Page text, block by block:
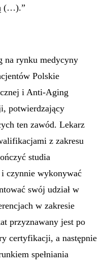
(…).”
na rynku medycyny
Polskie
i Anti-Aging
potwierdzający
ten zawód. Lekarz
z zakresu
studia
czynnie wykonywać
swój udział w
w zakresie
przyznawany jest po
certyfikacji, a następnie
spełniania